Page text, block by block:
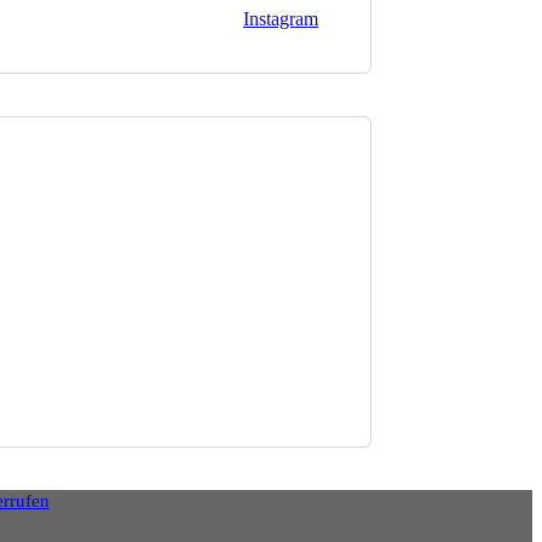
Instagram